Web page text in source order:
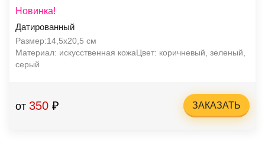
Новинка!
Датированный
Размер:14,5х20,5 см
Материал: искусственная кожаЦвет: коричневый, зеленый,
серый
от 350 ₽ ЗАКАЗАТЬ